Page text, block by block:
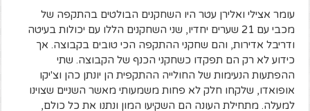
עומר אצילי ואלירן עטר היו השחקנים הבולטים בהתקפה של
מכבי עם 21 שערים יחדיו, שני השחקנים הללו עם יכולות בעיטה
ודריבל אדירות, והם שחקני ההתקפה הכי טובים בקבוצה. אך
כידוע לא רק הם תפקדו כשחקני הכנף של הקבוצה. שתי
ההפתעות הנעימות של החולייה ההתקפית הן יונתן כהן וצ'יקו
אופואדו, שלקחו חלק לא פחות משמעותי מאשר השניים שצוינו
למעלה. מתחילת העונה הם השקיעו המון ונתנו את כל כולם,